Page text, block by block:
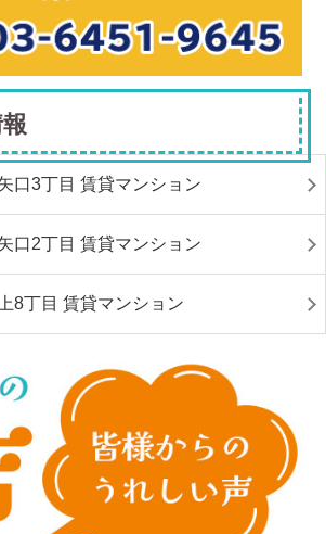
口3丁目 賃貸マンション
口2丁目 賃貸マンション
8丁目 賃貸マンション